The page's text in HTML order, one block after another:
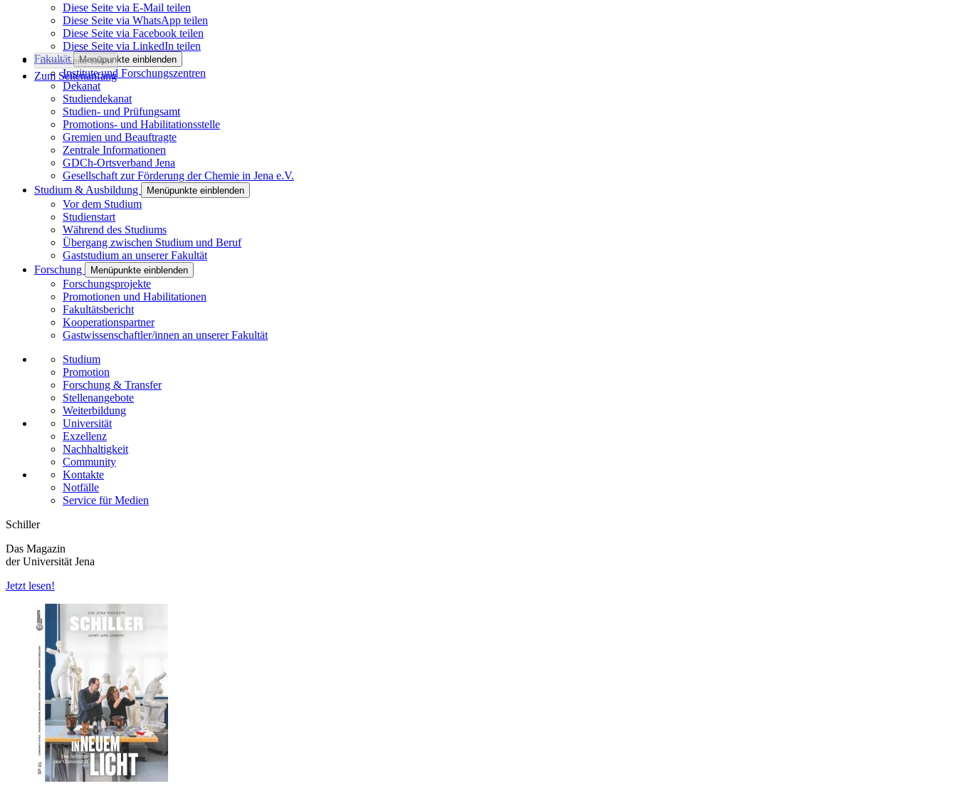
Diese Seite via E-Mail teilen
Diese Seite via WhatsApp teilen
Diese Seite via Facebook teilen
Diese Seite via LinkedIn teilen
Diese Seite teilen
Zum Seitenanfang
Fakultät Menüpunkte einblenden
Institute und Forschungszentren
Dekanat
Studiendekanat
Studien- und Prüfungsamt
Promotions- und Habilitationsstelle
Gremien und Beauftragte
Zentrale Informationen
GDCh-Ortsverband Jena
Gesellschaft zur Förderung der Chemie in Jena e.V.
Studium & Ausbildung
Menüpunkte einblenden
Vor dem Studium
Studienstart
Während des Studiums
Übergang zwischen Studium und Beruf
Gaststudium an unserer Fakultät
Forschung
Menüpunkte einblenden
Forschungsprojekte
Promotionen und Habilitationen
Fakultätsbericht
Kooperationspartner
Gastwissenschaftler/innen an unserer Fakultät
Studium
Promotion
Forschung & Transfer
Stellenangebote
Weiterbildung
Universität
Exzellenz
Nachhaltigkeit
Community
Kontakte
Notfälle
Service für Medien
Schiller
Das Magazin
der Universität Jena
Jetzt lesen!